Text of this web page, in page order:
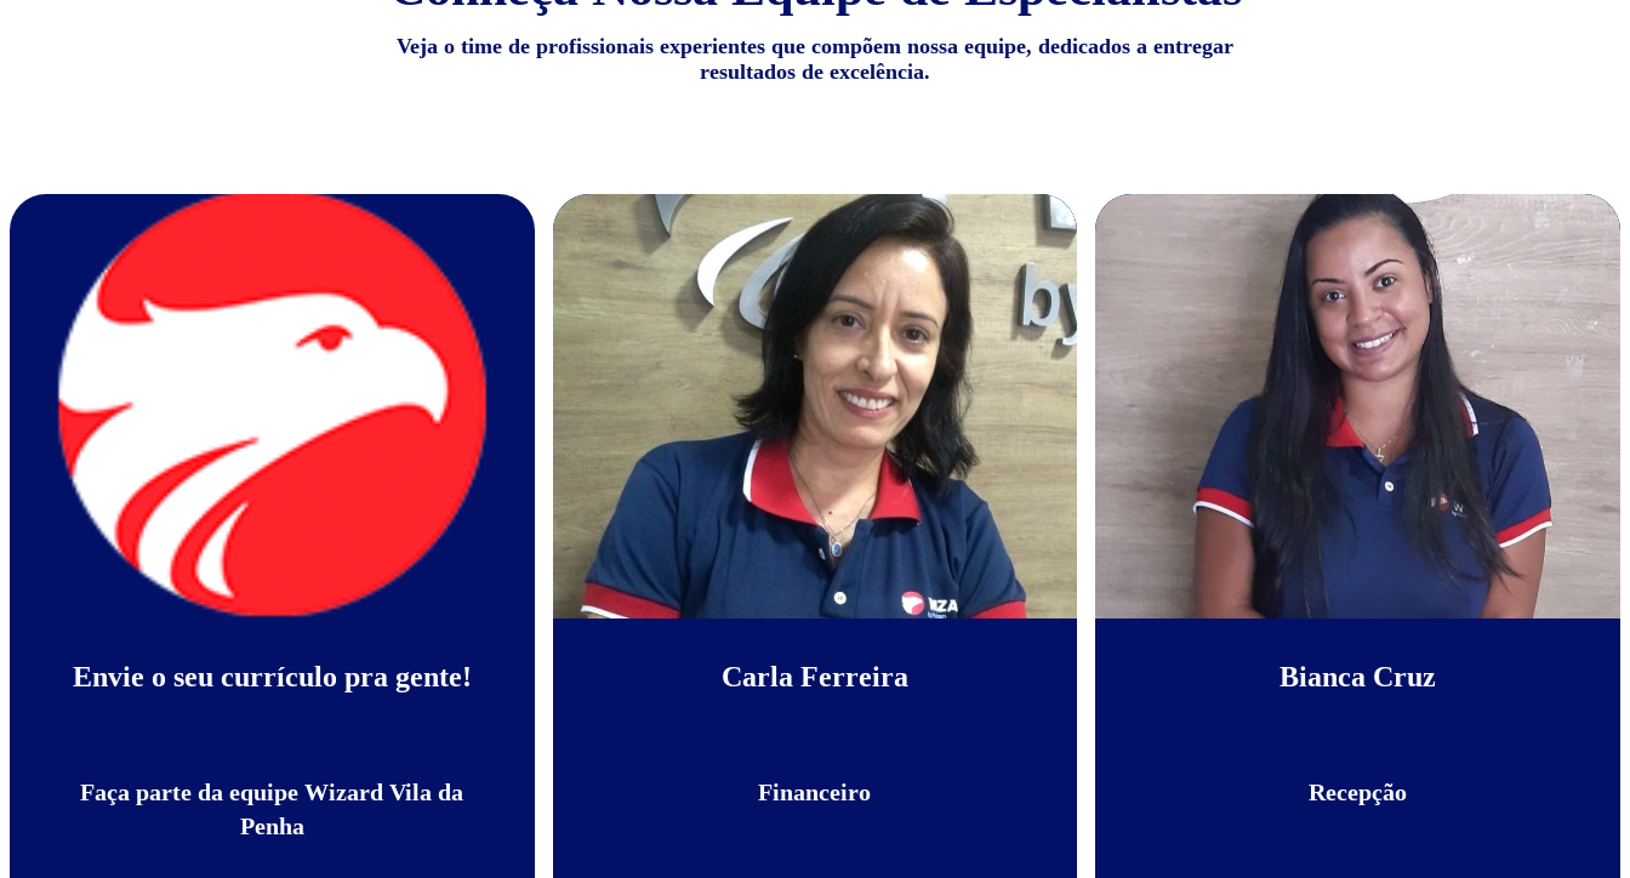
Veja o time de profissionais experientes que compõem nossa equipe, dedicados a entregar
resultados de excelência.
Envie o seu currículo pra gente!
Faça parte da equipe Wizard Vila da
Penha
Carla Ferreira
Financeiro
Bianca Cruz
Recepção